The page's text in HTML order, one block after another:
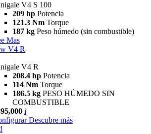
V4 S 100
209 hp Potencia
121.3 Nm Torque
187 kg Peso húmedo (sin combustible)
Mas
V4 R
V4 R
208.4 hp Potencia
114 Nm Torque
186.5 kg PESO HÚMEDO SIN
COMBUSTIBLE
i
Descubre más